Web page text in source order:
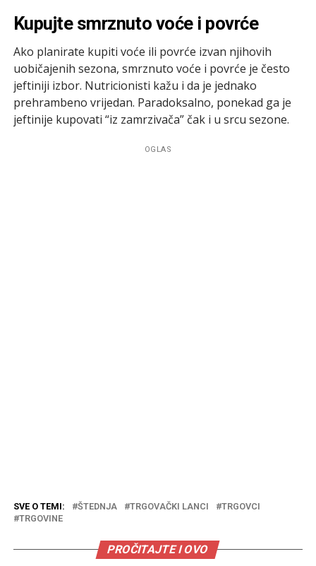
Kupujte smrznuto voće i povrće
Ako planirate kupiti voće ili povrće izvan njihovih
uobičajenih sezona, smrznuto voće i povrće je često
jeftiniji izbor. Nutricionisti kažu i da je jednako
prehrambeno vrijedan. Paradoksalno, ponekad ga je
jeftinije kupovati “iz zamrzivača” čak i u srcu sezone.
OGLAS
SVE O TEMI: ŠTEDNJA TRGOVAČKI LANCI
TRGOVCI
TRGOVINE
PROČITAJTE I OVO